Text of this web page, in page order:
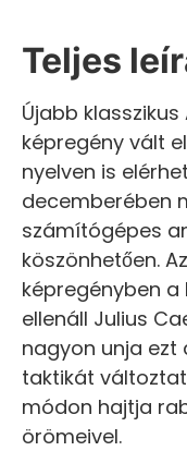
Teljes
Újabb
képregény vált
nyelven is
decemberében
számítógépes
köszönhetően.
képregényben
ellenáll Julius
nagyon unja ezt
taktikát
módon hajtja
örömeivel.